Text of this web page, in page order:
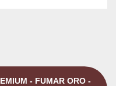
- FUMAR ORO -